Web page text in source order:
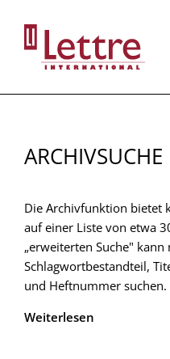
Inhalt
ARCHIVSUCHE
Die Archivfunktion bietet
auf einer Liste von etwa
„erweiterten Suche" kann
Schlagwortbestandteil,
und Heftnummer suchen.
Weiterlesen